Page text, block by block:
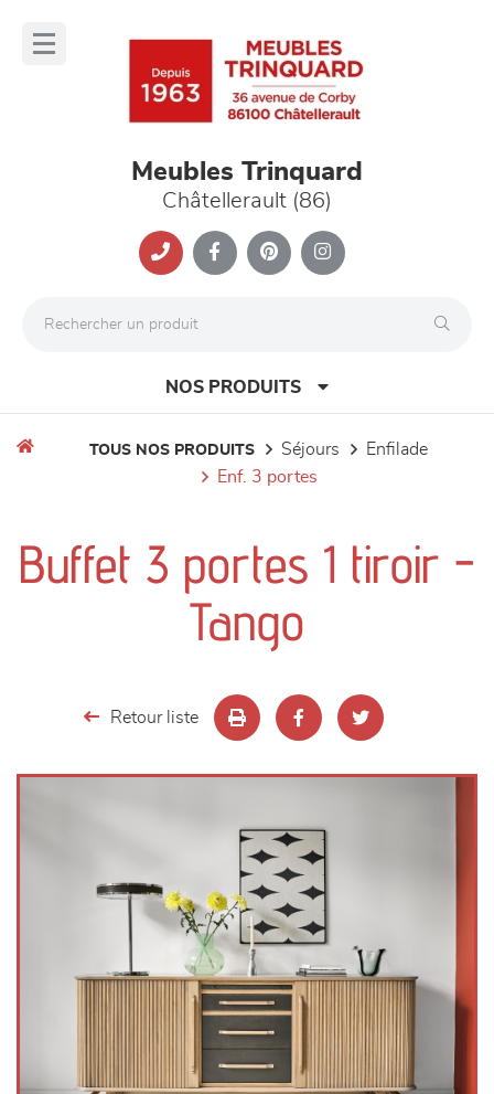
Meubles Trinquard
Châtellerault (86)
NOS PRODUITS
séjours
meubles de complément
TOUS NOS PRODUITS séjours
enfilade
enf. 3 portes
Buffet 3 portes 1 tiroir -
Tango
Retour liste